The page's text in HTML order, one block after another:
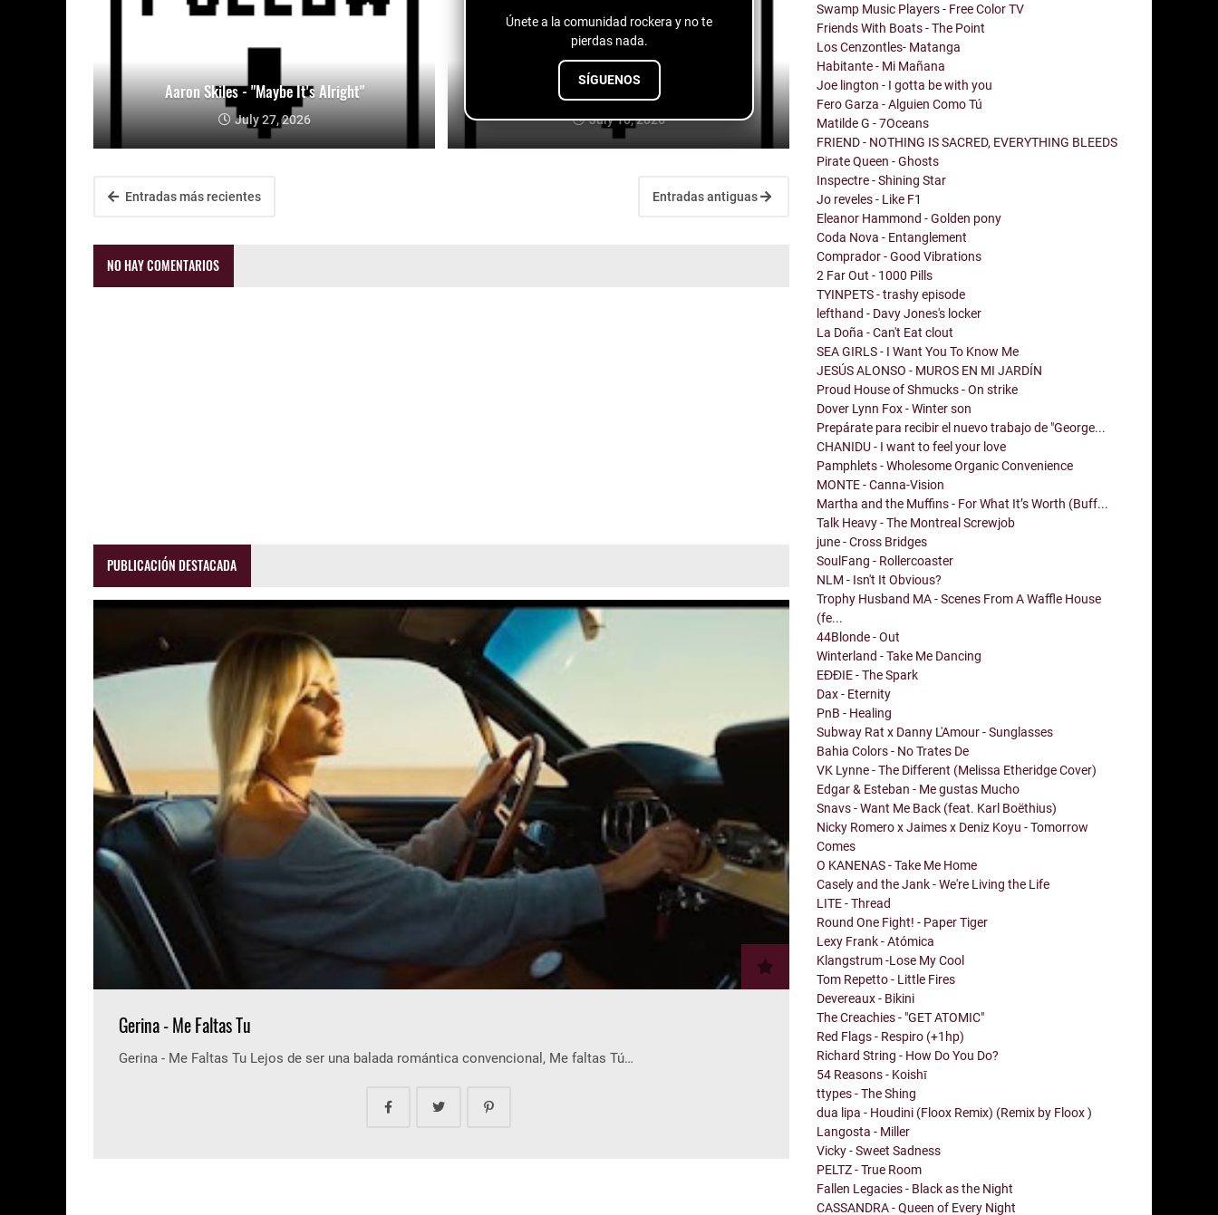
Únete a la comunidad rockera y no te
pierdas nada.
SÍGUENOS
Aaron Skiles - "Maybe It's Alright"
July 27, 2026
The Last Post - In the End
July 10, 2026
Entradas más recientes Entradas antiguas
NO HAY COMENTARIOS
PUBLICACIÓN DESTACADA
Gerina - Me Faltas Tu
Gerina - Me Faltas Tu Lejos de ser una balada romántica convencional, Me faltas Tú…
Swamp Music Players - Free Color TV
Friends With Boats - The Point
Los Cenzontles- Matanga
Habitante - Mi Mañana
Joe lington - I gotta be with you
Fero Garza - Alguien Como Tú
Matilde G - 7Oceans
FRIEND - NOTHING IS SACRED, EVERYTHING BLEEDS
Pirate Queen - Ghosts
Inspectre - Shining Star
Jo reveles - Like F1
Eleanor Hammond - Golden pony
Coda Nova - Entanglement
Comprador - Good Vibrations
2 Far Out - 1000 Pills
TYINPETS - trashy episode
lefthand - Davy Jones's locker
La Doña - Can't Eat clout
SEA GIRLS - I Want You To Know Me
JESÚS ALONSO - MUROS EN MI JARDÍN
Proud House of Shmucks - On strike
Dover Lynn Fox - Winter son
Prepárate para recibir el nuevo trabajo de "George...
CHANIDU - I want to feel your love
Pamphlets - Wholesome Organic Convenience
MONTE - Canna-Vision
Martha and the Muffins - For What It’s Worth (Buff...
Talk Heavy - The Montreal Screwjob
june - Cross Bridges
SoulFang - Rollercoaster
NLM - Isn't It Obvious?
Trophy Husband MA - Scenes From A Waffle House
(fe...
44Blonde - Out
Winterland - Take Me Dancing
EĐĐIE - The Spark
Dax - Eternity
PnB - Healing
Subway Rat x Danny L'Amour - Sunglasses
Bahia Colors - No Trates De
VK Lynne - The Different (Melissa Etheridge Cover)
Edgar & Esteban - Me gustas Mucho
Snavs - Want Me Back (feat. Karl Boëthius)
Nicky Romero x Jaimes x Deniz Koyu - Tomorrow
Comes
O KANENAS - Take Me Home
Casely and the Jank - We're Living the Life
LITE - Thread
Round One Fight! - Paper Tiger
Lexy Frank - Atómica
Klangstrum -Lose My Cool
Tom Repetto - Little Fires
Devereaux - Bikini
The Creachies - "GET ATOMIC"
Red Flags - Respiro (+1hp)
Richard String - How Do You Do?
54 Reasons - Koishī
ttypes - The Shing
dua lipa - Houdini (Floox Remix) (Remix by Floox )
Langosta - Miller
Vicky - Sweet Sadness
PELTZ - True Room
Fallen Legacies - Black as the Night
CASSANDRA - Queen of Every Night